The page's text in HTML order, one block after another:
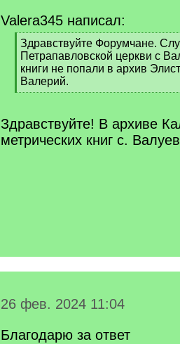
Valera345 написал:
[
q
]
Здравствуйте Форумчане.
Петрапавловской церкви с
книги не попали в архив
Валерий.
[
q
]
Здравствуйте! В архиве
метрических книг с.
26 фев. 2024 11:04
Благодарю за ответ